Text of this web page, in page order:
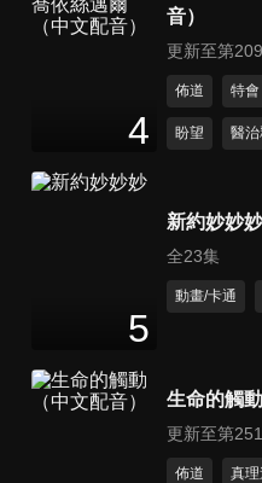
4
音）
更新至第
佈道 特會
盼望 醫
5
新約妙妙妙
全23集
動畫/卡通
生命的觸
更新至第
佈道 真